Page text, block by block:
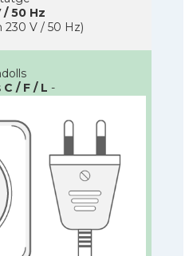
/ 50 Hz
230 V / 50 Hz)
C / F / L -